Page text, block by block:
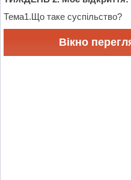
Тема1.Що таке суспільство?
Вікно